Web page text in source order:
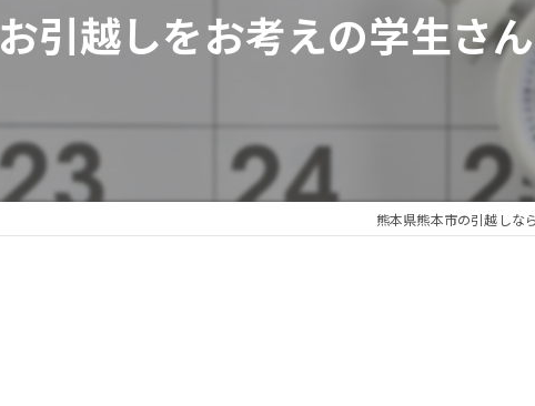
お引越しをお考えの学生さ
熊本県熊本市の引越しな